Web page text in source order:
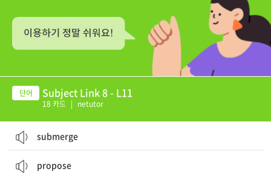
Subject Link 8 - L11
18 카드 | netutor
submerge
propose